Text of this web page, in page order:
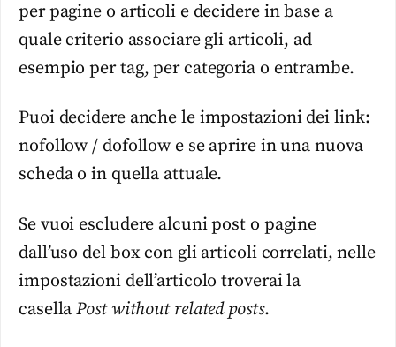
per pagine o articoli e decidere in base a
quale criterio associare gli articoli, ad
esempio per tag, per categoria o entrambe.
Puoi decidere anche le impostazioni dei link:
nofollow / dofollow e se aprire in una nuova
scheda o in quella attuale.
Se vuoi escludere alcuni post o pagine
dall’uso del box con gli articoli correlati, nelle
impostazioni dell’articolo troverai la
casellaPost without related posts.